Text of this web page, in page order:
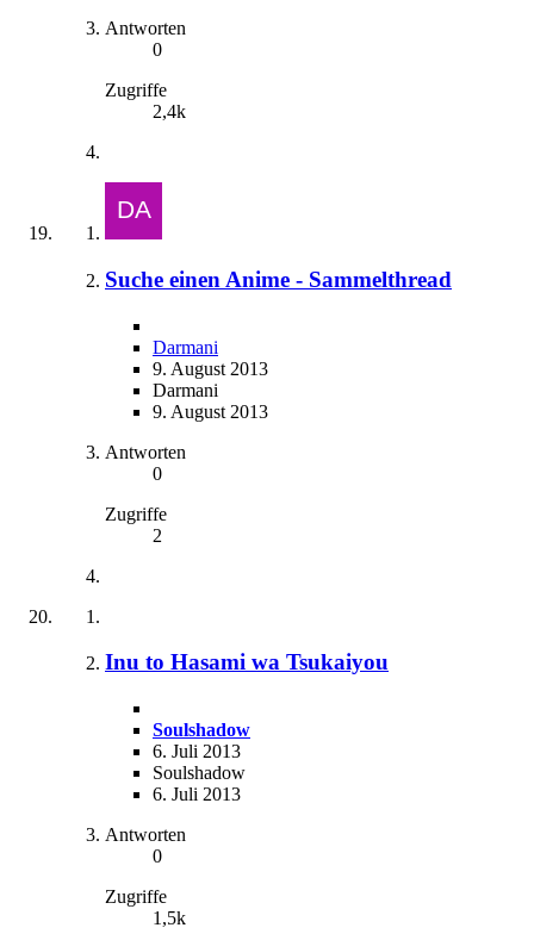
Antworten
0
Zugriffe
2,4k
Suche einen Anime - Sammelthread
Darmani
9. August 2013
Darmani
9. August 2013
Antworten
0
Zugriffe
2
Inu to Hasami wa Tsukaiyou
Soulshadow
6. Juli 2013
Soulshadow
6. Juli 2013
Antworten
0
Zugriffe
1,5k